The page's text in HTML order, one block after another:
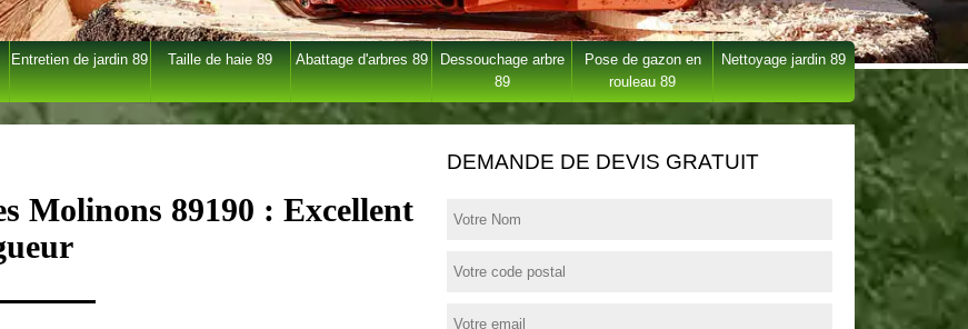
Entretien de jardin 89 Taille de haie 89 Abattage d'arbres 89
Dessouchage arbre
89
Pose de gazon en
rouleau 89
Nettoyage jardin 89
Molinons 89190 : Excellent
DEMANDE DE DEVIS GRATUIT